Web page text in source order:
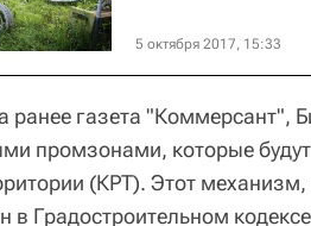
5 октября 2017, 15:33
ранее газета "Коммерсант",
промзонами, которые
(КРТ). Этот
в Градостроительном